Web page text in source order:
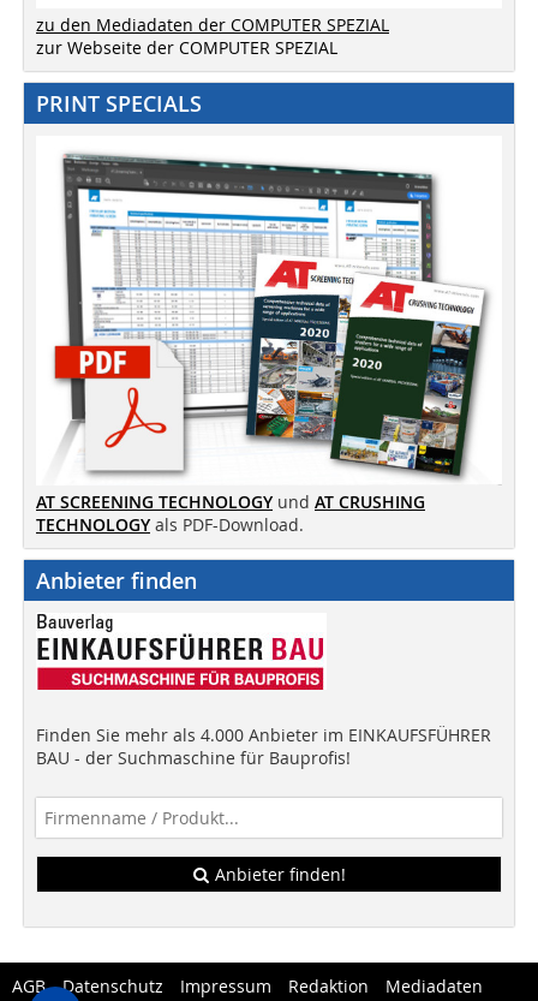
zu den Mediadaten der COMPUTER SPEZIAL
zur Webseite der COMPUTER SPEZIAL
PRINT SPECIALS
AT SCREENING TECHNOLOGY und AT CRUSHING
TECHNOLOGY als PDF-Download.
Anbieter finden
Finden Sie mehr als 4.000 Anbieter im EINKAUFSFÜHRER
BAU - der Suchmaschine für Bauprofis!
Anbieter finden!
AGB Datenschutz Impressum Redaktion
Mediadaten